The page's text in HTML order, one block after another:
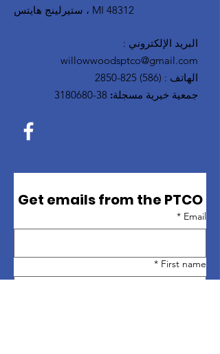
ستيرلينج هايتس ، MI 48312
البريد الإلكتروني :
willowwoodsptco@gmail.com
الهاتف :
(586) 825-2850
جمعية خيرية مسجلة: 38-3180680
Get emails from the PTCO
Email
*
First name
*